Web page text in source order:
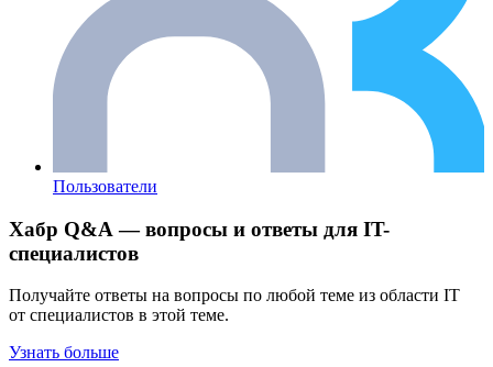
Пользователи
Хабр Q&A — вопросы и ответы для IT-
специалистов
Получайте ответы на вопросы по любой теме из области IT
от специалистов в этой теме.
Узнать больше